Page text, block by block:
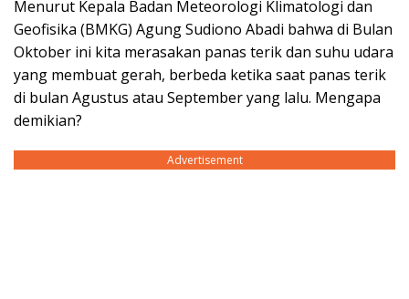
Menurut Kepala Badan Meteorologi Klimatologi dan
Geofisika (BMKG) Agung Sudiono Abadi bahwa di Bulan
Oktober ini kita merasakan panas terik dan suhu udara
yang membuat gerah, berbeda ketika saat panas terik
di bulan Agustus atau September yang lalu. Mengapa
demikian?
Advertisement